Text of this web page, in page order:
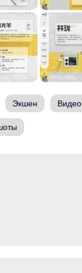
Экшен Видео